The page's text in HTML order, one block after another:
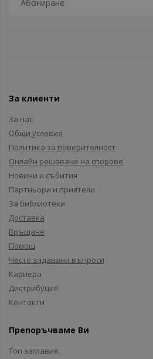
За клиенти
За нас
Общи условия
Политика за поверителност
Онлайн решаване на спорове
Новини и събития
Партньори и приятели
За библиотеки
Доставка
Връщане
Помощ
Често задавани въпроси
Кариера
Дистрибуция
Контакти
Препоръчваме Ви
Топ заглавия